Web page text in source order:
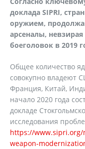
доклада SIPRI,
оружием,
арсеналы,
боеголовок в 2019
Общее количество
совокупно владеют
Франция, Китай,
начало 2020 года
докладе
исследования
https://www.sipri.org/
weapon-